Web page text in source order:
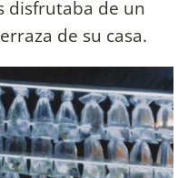
disfrutaba de un
de su casa.